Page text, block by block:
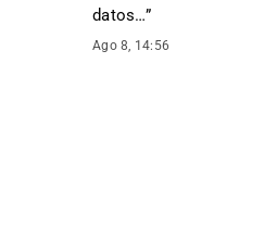
datos…”
Ago 8, 14:56